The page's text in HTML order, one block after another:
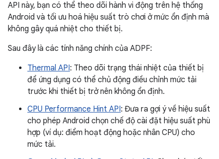
API này, bạn có thể theo dõi hành vi động trên hệ thống
Android và tối ưu hoá hiệu suất trò chơi ở mức ổn định mà
không gây quá nhiệt cho thiết bị.
Sau đây là các tính năng chính của ADPF:
Thermal API: Theo dõi trạng thái nhiệt của thiết bị
để ứng dụng có thể chủ động điều chỉnh mức tải
trước khi thiết bị trở nên không ổn định.
CPU Performance Hint API: Đưa ra gợi ý về hiệu suất
cho phép Android chọn chế độ cài đặt hiệu suất phù
hợp (ví dụ: điểm hoạt động hoặc nhân CPU) cho
mức tải.